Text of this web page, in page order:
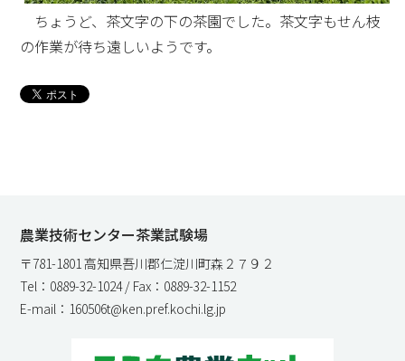
ちょうど、茶文字の下の茶園でした。茶文字もせん枝
の作業が待ち遠しいようです。
農業技術センター茶業試験場
〒781-1801 高知県吾川郡仁淀川町森２７９２
Tel：0889-32-1024 / Fax：0889-32-1152
E-mail：160506t@ken.pref.kochi.lg.jp